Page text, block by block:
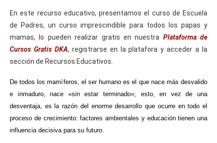
En este recurso educativo, presentamos el curso de Escuela
de Padres, un curso imprescindible para todos los papas y
mamas, lo pueden realizar gratis en nuestra Plataforma de
Cursos Gratis DKA, registrarse en la platafora y acceder a la
sección de Recursos Educativos.
De todos los mamíferos, el ser humano es el que nace más desvalido
e inmaduro, nace «sin estar terminado»; esto, en vez de una
desventaja, es la razón del enorme desarrollo que ocurre en todo el
proceso de crecimiento: factores ambientales y educación tienen una
influencia decisiva para su futuro.